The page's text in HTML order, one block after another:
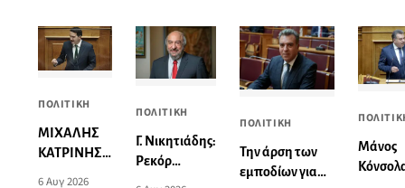
ΠΟΛΙΤΙΚΗ
ΜΙΧΑΛΗΣ
ΚΑΤΡΙΝΗΣ:
6 Αυγ 2026
ΠΟΛΙΤΙΚΗ
Γ. Νικητιάδης:
Ρεκόρ
ΠΟΛΙΤΙΚΗ
Την άρση των
εμποδίων για
Μάνος